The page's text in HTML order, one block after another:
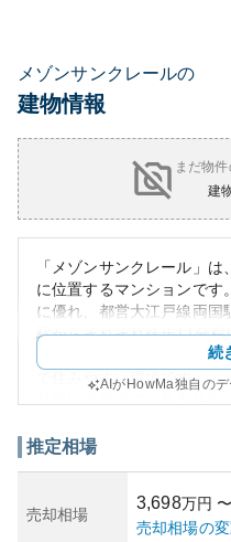
メゾンサンクレールの
建物情報
まだ物件
建
「メゾンサンクレール」
に位置するマンションです
に優れ、都営大江戸線両国
駅からそれぞれ徒歩11分
ち着いた住宅街で、都心
で住みやすい環境です。
産価値としては、東京の好
ため、エリアの将来性も見
管理状況について具体的な
続
AIがHowMa独自の
推定相場
売却相場
3,698万円 〜
売却相場の